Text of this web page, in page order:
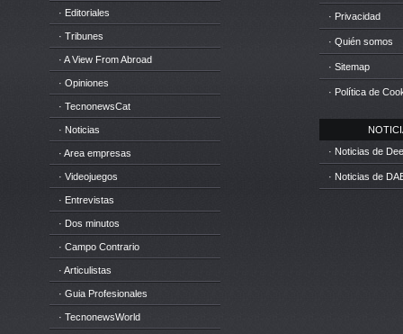
· Editoriales
· Tribunes
· A View From Abroad
· Opiniones
· TecnonewsCat
· Noticias
· Area empresas
· Videojuegos
· Entrevistas
· Dos minutos
· Campo Contrario
· Articulistas
· Guia Profesionales
· TecnonewsWorld
· Privacidad
· Quién somos
· Sitemap
· Política de
· Noticias de
· Noticias de